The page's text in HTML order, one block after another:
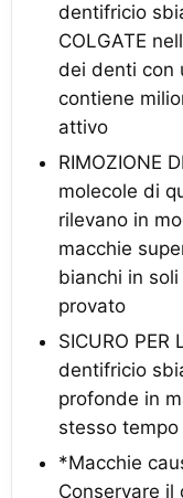
dentifricio
COLGATE
dei denti con
contiene
attivo
RIMOZIONE
molecole di
rilevano in
macchie
bianchi in
provato
SICURO PER
dentifricio
profonde in
stesso
*Macchie
Conservare